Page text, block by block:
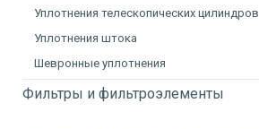
Уплотнения телескопических цилиндров
Уплотнения штока
Шевронные уплотнения
Фильтры и фильтроэлементы